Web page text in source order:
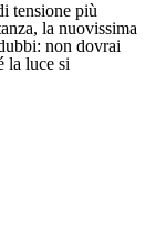
tensione più
la nuovissima
non dovrai
la luce si